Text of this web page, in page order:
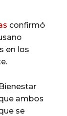
confirmó
en los
ambos
se